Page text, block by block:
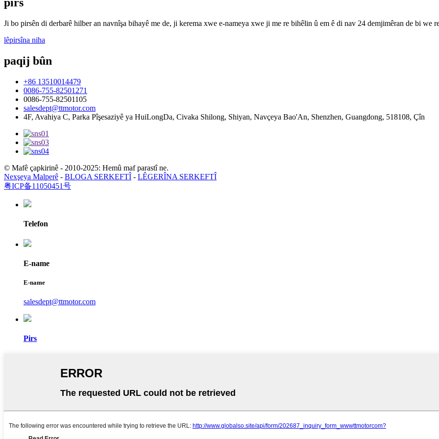
pirs
Ji bo pirsên di derbarê hilber an navnîşa bihayê me de, ji kerema xwe e-nameya xwe ji me re bihêlin û em ê di nav 24 demjimêran de bi we
lêpirsîna niha
paqij bûn
+86 13510014479
0086-755-82501271
0086-755-82501105
salesdept@ttmotor.com
4F, Avahiya C, Parka Pîşesaziyê ya HuiLongDa, Civaka Shilong, Shiyan, Navçeya Bao'An, Shenzhen, Guangdong, 518108, Çîn
© Mafê çapkirinê - 2010-2025: Hemû maf parastî ne.
Nexşeya Malperê - BLOGA SERKEFTÎ - LÊGERÎNA SERKEFTÎ
粤ICP备11050451号
Telefon
E-name
E-name
salesdept@ttmotor.com
Pirs